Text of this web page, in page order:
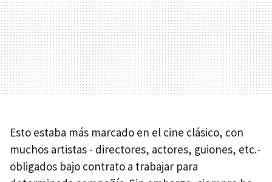
Esto estaba más marcado en el cine clásico, con
muchos artistas - directores, actores, guiones, etc.-
obligados bajo contrato a trabajar para